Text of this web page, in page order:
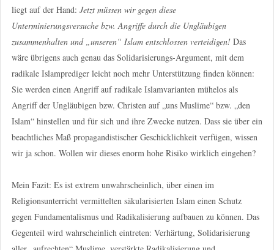
liegt auf der Hand: Jetzt müssen wir gegen diese
Unterminierungsversuche bzw. Angriffe durch die Ungläubigen
zusammenhalten und „unseren“ Islam entschlossen verteidigen! Das
wäre übrigens auch genau das Solidarisierungs-Argument, mit dem
radikale Islamprediger leicht noch mehr Unterstützung finden können:
Sie werden einen Angriff auf radikale Islamvarianten mühelos als
Angriff der Ungläubigen bzw. Christen auf „uns Muslime“ bzw. „den
Islam“ hinstellen und für sich und ihre Zwecke nutzen. Dass sie über ein
beachtliches Maß propagandistischer Geschicklichkeit verfügen, wissen
wir ja schon. Wollen wir dieses enorm hohe Risiko wirklich eingehen?
Mein Fazit: Es ist extrem unwahrscheinlich, über einen im
Religionsunterricht vermittelten säkularisierten Islam einen Schutz
gegen Fundamentalismus und Radikalisierung aufbauen zu können. Das
Gegenteil wird wahrscheinlich eintreten: Verhärtung, Solidarisierung